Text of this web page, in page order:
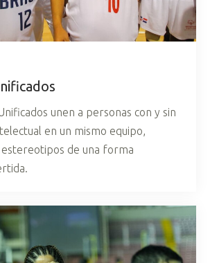
unen a personas con y sin
en un mismo equipo,
de una forma